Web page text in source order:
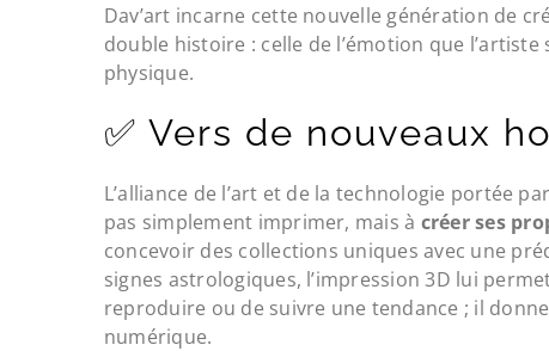
Dav’art incarne cette nouvelle génération de
double histoire : celle de l’émotion que
physique.
✅ Vers de nouveaux
L’alliance de l’art et de la technologie portée
pas simplement imprimer, mais à créer ses
concevoir des collections uniques avec une
signes astrologiques, l’impression 3D lui
reproduire ou de suivre une tendance ; il
numérique.